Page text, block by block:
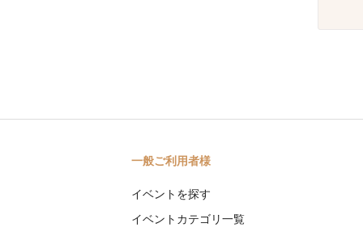
一般ご利用者様
イベントを探す
イベントカテゴリ一覧